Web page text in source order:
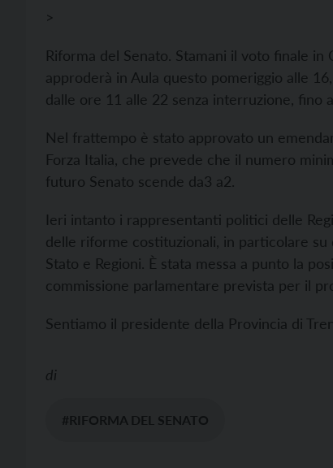
>
Riforma del Senato. Stamani il voto finale
approderà in Aula questo pomeriggio alle
dalle ore 11 alle 22 senza interruzione, fino
Nel frattempo è stato approvato un
Forza Italia, che prevede che il numero
futuro Senato scende da3 a2.
Ieri intanto i rappresentanti politici delle
delle riforme costituzionali, in particolare
Stato e Regioni. È stata messa a punto la
commissione parlamentare prevista per il
Sentiamo il presidente della Provincia di
di
#RIFORMA DEL SENATO